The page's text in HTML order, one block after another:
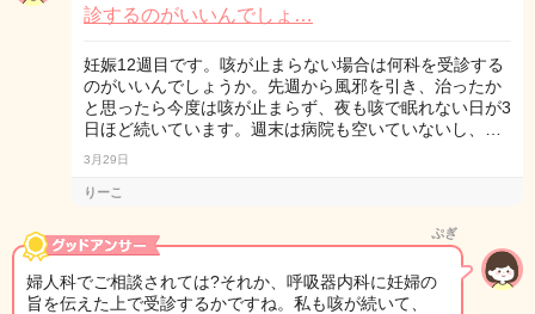
診するのがいいんでしょ…
妊娠12週目です。咳が止まらない場合は何科を受診する
のがいいんでしょうか。先週から風邪を引き、治ったか
と思ったら今度は咳が止まらず、夜も咳で眠れない日が3
日ほど続いています。週末は病院も空いていないし、…
3月29日
りーこ
ぷぎ
婦人科でご相談されては?それか、呼吸器内科に妊婦の
旨を伝えた上で受診するかですね。私も咳が続いて、